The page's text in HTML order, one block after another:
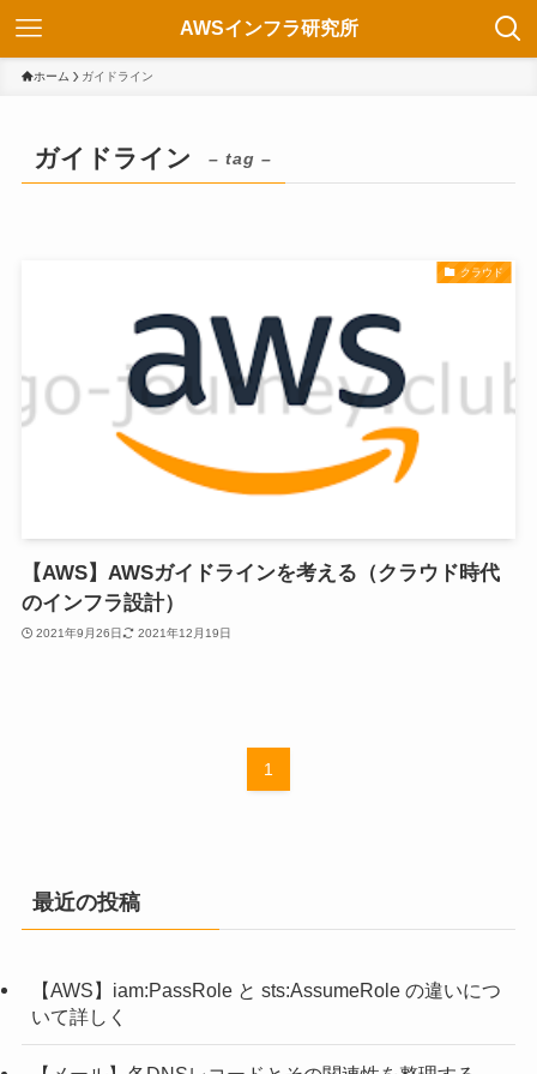
AWSインフラ研究所
ホーム ガイドライン
ガイドライン – tag –
クラウド
【AWS】AWSガイドラインを考える（クラウド時代
のインフラ設計）
2021年9月26日 2021年12月19日
1
最近の投稿
【AWS】iam:PassRole と sts:AssumeRole の違いにつ
いて詳しく